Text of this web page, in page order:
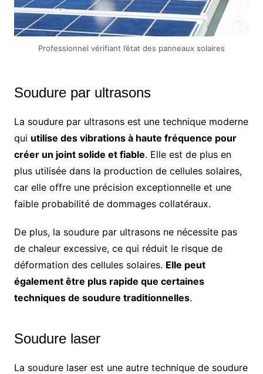
Professionnel vérifiant l’état des panneaux solaires
Soudure par ultrasons
La soudure par ultrasons est une technique moderne
qui utilise des vibrations à haute fréquence pour
créer un joint solide et fiable. Elle est de plus en
plus utilisée dans la production de cellules solaires,
car elle offre une précision exceptionnelle et une
faible probabilité de dommages collatéraux.
De plus, la soudure par ultrasons ne nécessite pas
de chaleur excessive, ce qui réduit le risque de
déformation des cellules solaires. Elle peut
également être plus rapide que certaines
techniques de soudure traditionnelles.
Soudure laser
La soudure laser est une autre technique de soudure